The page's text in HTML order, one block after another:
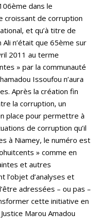
dans le
croissant de corruption
et qu’à titre de
n’était que 65ème sur
2011 au terme
» par la communauté
Issoufou n’aura
Après la création fin
la corruption, un
place pour permettre à
de corruption qu’il
à Niamey, le numéro est
» comme en
et autres
l’objet d’analyses et
adressées – ou pas –
cette initiative en
Marou Amadou